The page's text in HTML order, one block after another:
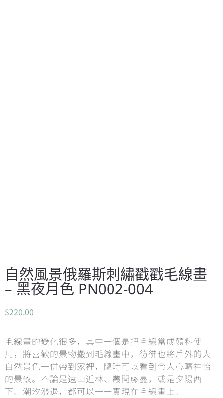
自然風景俄羅斯刺繡戳戳毛線畫
– 黑夜月色 PN002-004
$220.00
毛線畫的變化很多，其中一個是把毛線當成顏料使
用，將喜歡的景物搬到毛線畫中，彷彿也將戶外的大
自然景色一併帶到家裡，隨時可以看到令人心曠神怡
的景致。不論是遠山近林、叢間藤蔓，或是夕陽西
下、潮汐漲退，都可以一一實現在毛線畫上。